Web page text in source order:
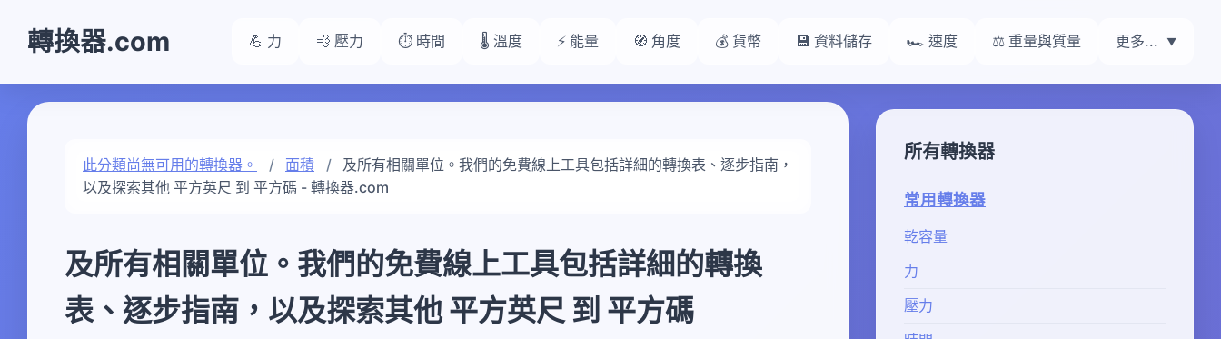
轉換器.com 💪 力 💨 壓力 ⏱️ 時間 🌡️ 溫度 ⚡ 能量 🧭 角度 💰 貨幣 💾 資料儲存 🏎️ 速度 ⚖️ 重量與質量 更多...
此分類尚無可用的轉換器。 面積
及所有相關單位。我們的免費線上工具包括詳細的轉換表、逐步指南，
以及探索其他 平方英尺 到 平方碼 - 轉換器.com
及所有相關單位。我們的免費線上工具包括詳細的轉換
表、逐步指南，以及探索其他 平方英尺 到 平方碼
所有轉換器
常用轉換器
乾容量
力
壓力